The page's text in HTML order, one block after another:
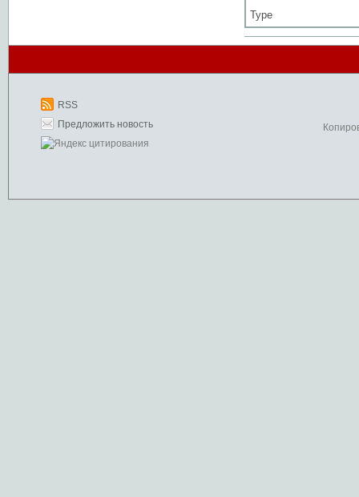
Type
RSS
Предложить новость